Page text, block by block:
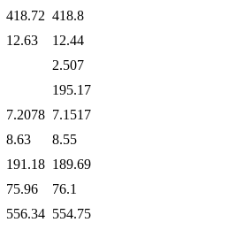
418.72 418.8
12.63
12.44
2.507
195.17
7.2078 7.1517
8.63
8.55
191.18 189.69
75.96
76.1
556.34 554.75